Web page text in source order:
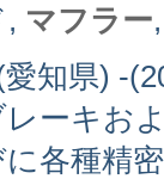
マフラー
愛知県) -
ーキお
各種精